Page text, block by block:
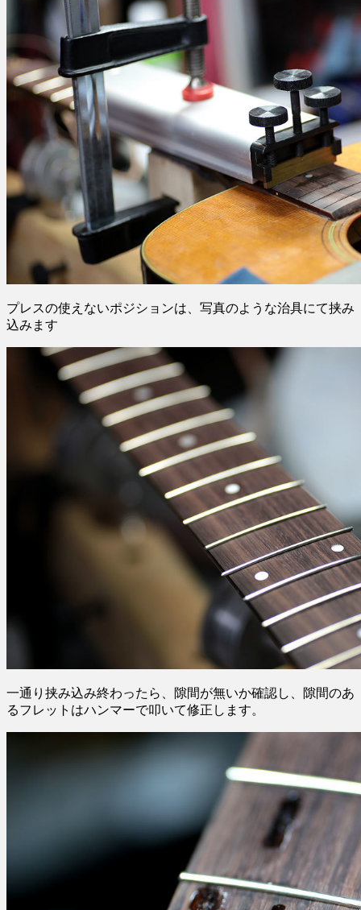
プレスの使えないポジションは、写真のような治具にて挟み
込みます
一通り挟み込み終わったら、隙間が無いか確認し、隙間のあ
るフレットはハンマーで叩いて修正します。